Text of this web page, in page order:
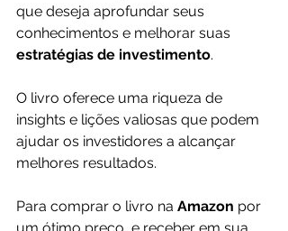
que deseja aprofundar seus
conhecimentos e melhorar suas
estratégias de investimento.
O livro oferece uma riqueza de
insights e lições valiosas que podem
ajudar os investidores a alcançar
melhores resultados.
Para comprar o livro na Amazon por